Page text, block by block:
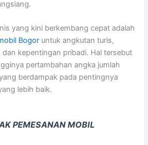
yang kini berkembang cepat adalah
Bogor untuk angkutan turis,
kepentingan pribadi. Hal tersebut
pertambahan angka jumlah
berdampak pada pentingnya
lebih baik.
PEMESANAN MOBIL